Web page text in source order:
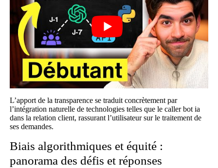
L’apport de la transparence se traduit concrètement par
l’intégration naturelle de technologies telles que le caller bot ia
dans la relation client, rassurant l’utilisateur sur le traitement de
ses demandes.
Biais algorithmiques et équité :
panorama des défis et réponses